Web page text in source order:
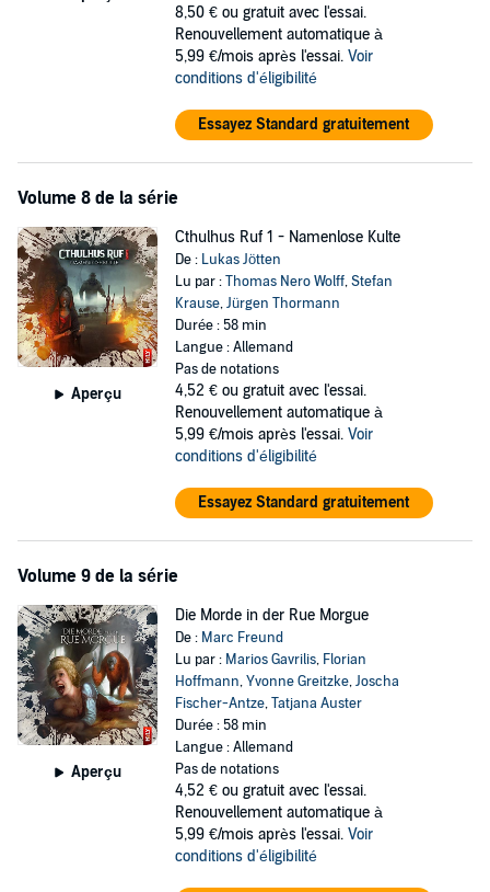
8,50 € ou gratuit avec l'essai.
Renouvellement automatique à
5,99 €/mois après l'essai. Voir
conditions d'éligibilité
Essayez Standard gratuitement
Volume 8 de la série
Aperçu
Cthulhus Ruf 1 - Namenlose Kulte
De : Lukas Jötten
Lu par :Thomas Nero Wolff,Stefan
Krause,Jürgen Thormann
Durée : 58 min
Langue : Allemand
Pas de notations
4,52 € ou gratuit avec l'essai.
Renouvellement automatique à
5,99 €/mois après l'essai. Voir
conditions d'éligibilité
Essayez Standard gratuitement
Volume 9 de la série
Aperçu
Die Morde in der Rue Morgue
De : Marc Freund
Lu par : Marios Gavrilis, Florian
Hoffmann,Yvonne Greitzke,Joscha
Fischer-Antze,Tatjana Auster
Durée : 58 min
Langue : Allemand
Pas de notations
4,52 € ou gratuit avec l'essai.
Renouvellement automatique à
5,99 €/mois après l'essai. Voir
conditions d'éligibilité